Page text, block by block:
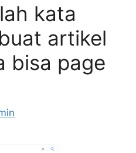
kata
artikel
bisa page